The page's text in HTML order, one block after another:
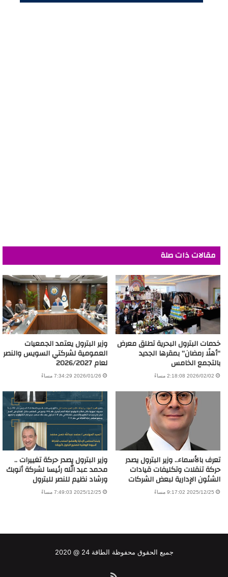
مقالات ذات صلة
خدمات البترول البحرية تطلق معرض
“أهلًا رمضان” بمقرها الجديد
بالتجمع الخامس
2026/02/02 2:18:08 مساءً
وزير البترول يعتمد الجمعيات
العمومية لشركتي السويس والنصر
لعام 2026/2027
2026/01/26 7:34:29 مساءً
تعرف بالأسماء.. وزير البترول يصدر
حركة تنقلات وتكليفات قيادات
الشئون الإدارية لبعض الشركات
2025/12/25 9:17:02 مساءً
وزير البترول يصدر حركة تغييرات ..
محمد عبد الله رئيسا لشركة أنوبك
ورشاد نظيم للنصر للبترول
2025/12/25 7:49:03 مساءً
جميع الحقوق محفوظة الطاقة 24 @ 2020